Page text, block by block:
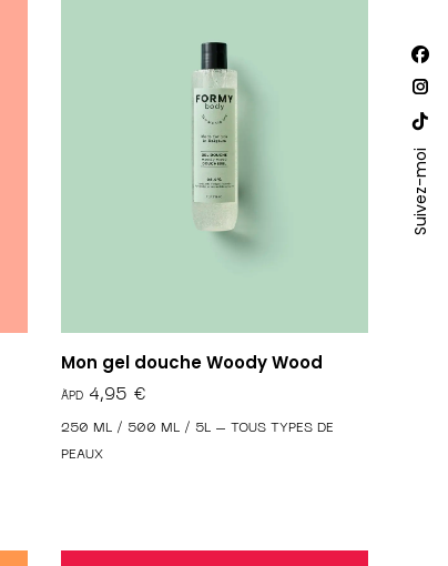
Mon gel douche Woody Wood
€
250 ML / 500 ML / 5L – TOUS TYPES DE
PEAUX
Suivez-moi
sur :
La
une
La
La
Site